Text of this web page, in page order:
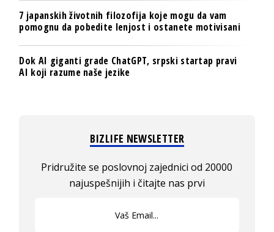
7 japanskih životnih filozofija koje mogu da vam
pomognu da pobedite lenjost i ostanete motivisani
Dok AI giganti grade ChatGPT, srpski startap pravi
AI koji razume naše jezike
BIZLIFE NEWSLETTER
Pridružite se poslovnoj zajednici od 20000
najuspešnijih i čitajte nas prvi